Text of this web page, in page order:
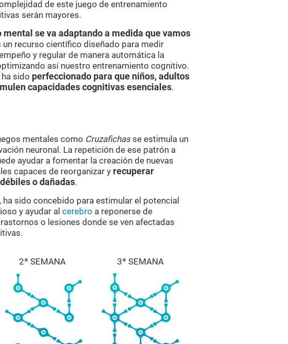
de este juego de entrenamiento
serán mayores.
se va adaptando a medida que vamos
recurso científico diseñado para medir
y regular de manera automática la
así nuestro entrenamiento cognitivo.
ha sido perfeccionado para que niños, adultos
capacidades cognitivas esenciales.
mentales como Cruzafichasse estimula un
neuronal. La repetición de ese patrón a
ayudar a fomentar la creación de nuevas
capaces de reorganizar y recuperar
o dañadas.
, ha sido concebido para estimular el potencial
y ayudar al cerebro a reponerse de
o lesiones donde se ven afectadas
2ª SEMANA 3ª SEMANA